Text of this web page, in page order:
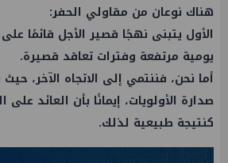
هناك نوعان من مقاولي الحفر:
الأول يتبنى نهجًا قصير الأجل قائمًا
يومية مرتفعة وفترات تعاقد قصيرة.
أما نحن، فننتمي إلى الاتجاه الآخر،
صدارة الأولويات، إيمانًا بأن العائد
كنتيجة طبيعية لذلك.